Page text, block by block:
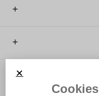
האתר עושה שימוש ב Cookies